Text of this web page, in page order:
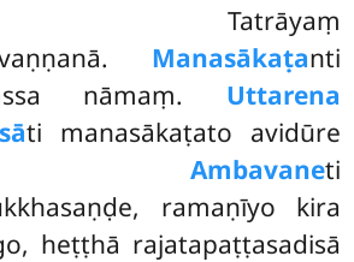
Tatrāyaṃ
Manasākaṭanti
nāmaṃ. Uttarena
ti manasākaṭato avidūre
Ambavaneti
ramaṇīyo kira
heṭṭhā rajatapaṭṭasadisā